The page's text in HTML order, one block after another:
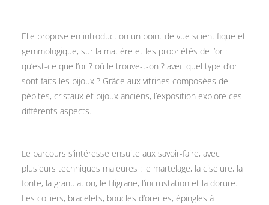
Elle propose en introduction un point de vue scientifique et
gemmologique, sur la matière et les propriétés de l’or :
qu’est-ce que l’or ? où le trouve-t-on ? avec quel type d’or
sont faits les bijoux ? Grâce aux vitrines composées de
pépites, cristaux et bijoux anciens, l’exposition explore ces
différents aspects.
Le parcours s’intéresse ensuite aux savoir-faire, avec
plusieurs techniques majeures : le martelage, la ciselure, la
fonte, la granulation, le filigrane, l’incrustation et la dorure.
Les colliers, bracelets, boucles d’oreilles, épingles à